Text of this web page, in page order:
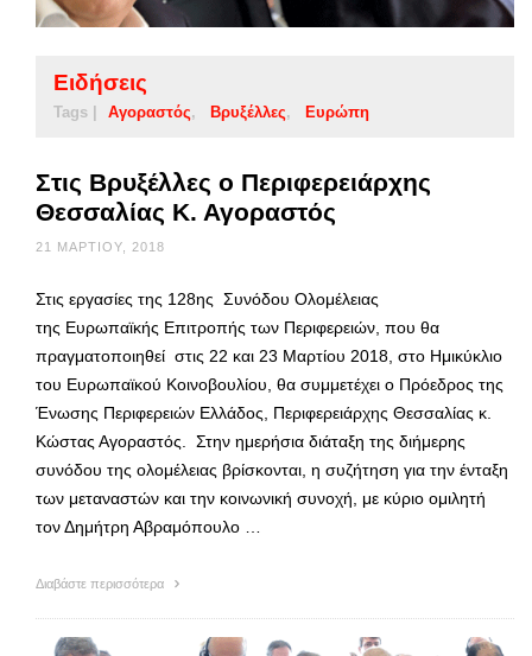
Ειδήσεις
Tags | Αγοραστός Βρυξέλλες Ευρώπη
Στις Βρυξέλλες ο Περιφερειάρχης
Θεσσαλίας Κ. Αγοραστός
21 ΜΑΡΤΊΟΥ, 2018
Στις εργασίες της 128ης Συνόδου Ολομέλειας
της Ευρωπαϊκής Επιτροπής των Περιφερειών, που θα
πραγματοποιηθεί στις 22 και 23 Μαρτίου 2018, στο Ημικύκλιο
του Ευρωπαϊκού Κοινοβουλίου, θα συμμετέχει ο Πρόεδρος της
Ένωσης Περιφερειών Ελλάδος, Περιφερειάρχης Θεσσαλίας κ.
Κώστας Αγοραστός. Στην ημερήσια διάταξη της διήμερης
συνόδου της ολομέλειας βρίσκονται, η συζήτηση για την ένταξη
των μεταναστών και την κοινωνική συνοχή, με κύριο ομιλητή
τον Δημήτρη Αβραμόπουλο …
Διαβάστε περισσότερα